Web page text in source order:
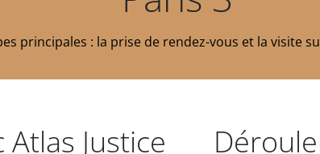
principales : la prise de rendez-vous et la
Justice